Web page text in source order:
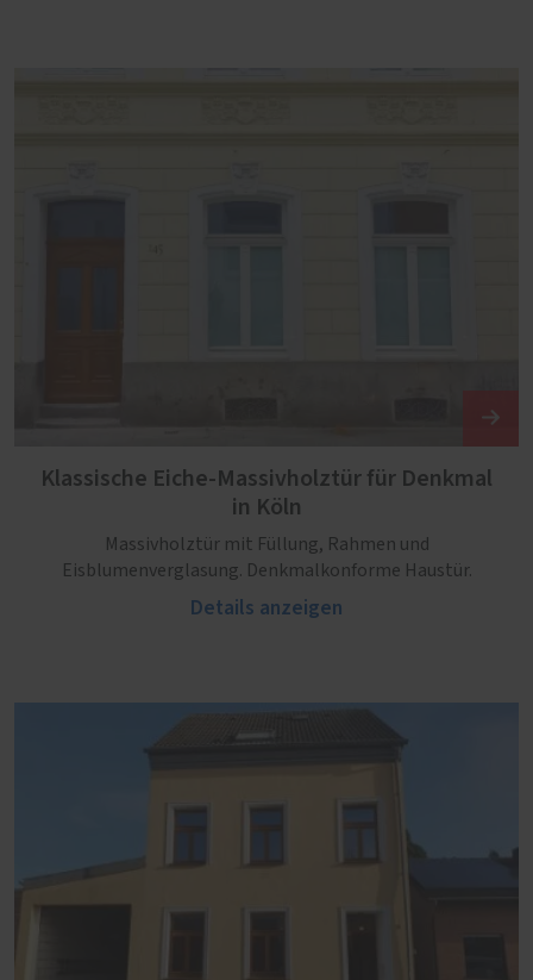
Klassische Eiche-Massivholztür für Denkmal
in Köln
Massivholztür mit Füllung, Rahmen und
Eisblumenverglasung. Denkmalkonforme Haustür.
Details anzeigen